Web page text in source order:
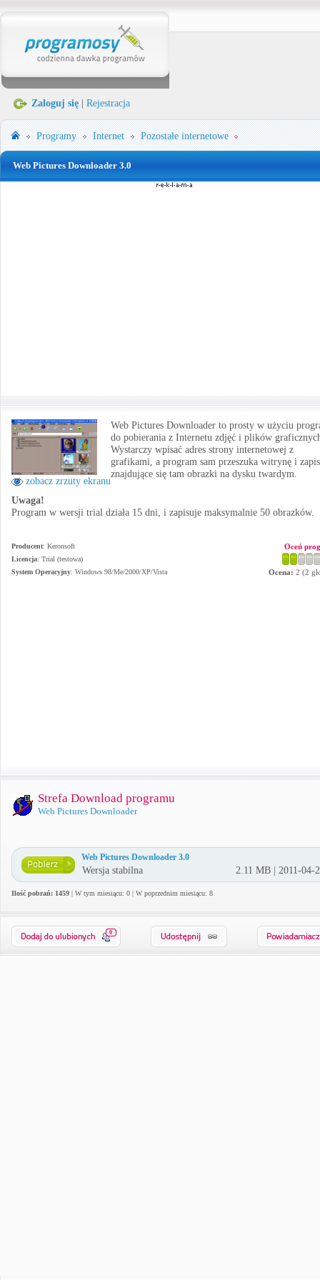
Zaloguj się Rejestracja
Programy Internet Pozostałe internetowe
Web Pictures Downloader 3.0
zobacz zrzuty ekranu
Web Pictures Downloader to prosty w użyciu
do pobierania z Internetu zdjęć i plików
Wystarczy wpisać adres strony internetowej z
grafikami, a program sam przeszuka witrynę i
znajdujące się tam obrazki na dysku twardym.
Uwaga!
Program w wersji trial działa 15 dni, i zapisuje maksymalnie 50 obrazków.
Producent: Keronsoft
Licencja: Trial (testowa)
System Operacyjny: Windows 98/Me/2000/XP/Vista
Oceń
Ocena: 2 (2
Strefa Download programu
Web Pictures Downloader
Web Pictures Downloader 3.0
Wersja stabilna 2.11 MB | 2011-04-
Ilość pobrań: 1459 | W tym miesiącu: 0 | W poprzednim miesiącu: 8
0